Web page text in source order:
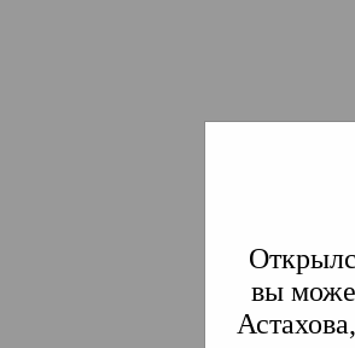
вы
Институт
Традиции